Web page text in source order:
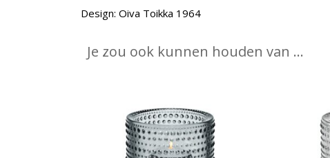
Design: Oiva Toikka 1964
Je zou ook kunnen houden van …